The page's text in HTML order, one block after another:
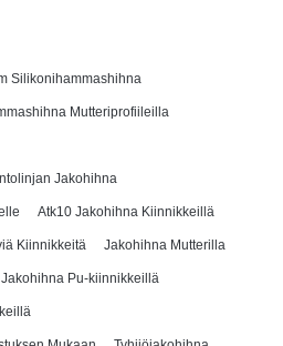
Silikonihammashihna
Mutteriprofiileilla
Jakohihna
Atk10 Jakohihna Kiinnikkeillä
Kiinnikkeitä Jakohihna Mutterilla
Jakohihna Pu-kiinnikkeillä